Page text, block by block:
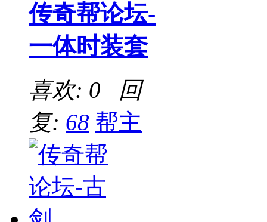
传奇帮论坛-
一体时装套
喜欢: 0 回
复: 68 帮主